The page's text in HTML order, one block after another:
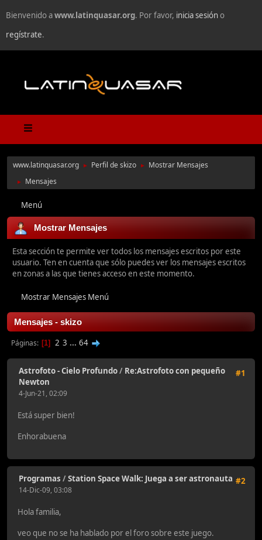
Bienvenido awww.latinquasar.org. Por favor, inicia sesióno
regístrate.
www.latinquasar.org ► Perfil de skizo ► Mostrar Mensajes
► Mensajes
Menú
Mostrar Mensajes
Esta sección te permite ver todos los mensajes escritos por este
usuario. Ten en cuenta que sólo puedes ver los mensajes escritos
en zonas a las que tienes acceso en este momento.
Mostrar Mensajes Menú
Mensajes - skizo
Páginas 1 2 3 ... 64
#1
Astrofoto - Cielo Profundo/ Re:Astrofoto con pequeño
Newton
4-Jun-21, 02:09
Está super bien!
Enhorabuena
#2
Programas /Station Space Walk: Juega a ser astronauta
14-Dic-09, 03:08
Hola familia,
veo que no se ha hablado por el foro sobre este juego.